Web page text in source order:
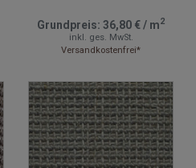
Grundpreis: 36,80 €/ m2
inkl. ges. MwSt.
Versandkostenfrei*